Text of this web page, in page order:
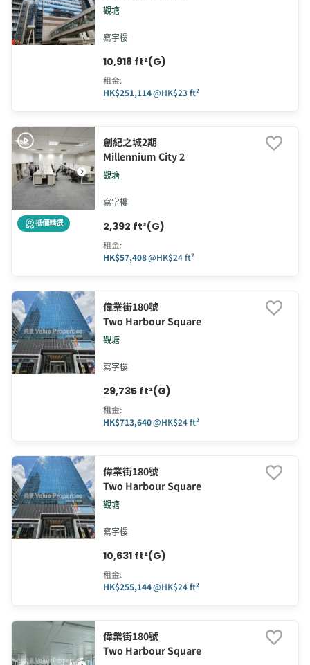
觀塘
寫字樓
10,918 ft²(G)
租金:
HK$251,114@HK$23 ft²
抵價精選
創紀之城2期
Millennium City 2
觀塘
寫字樓
2,392 ft²(G)
租金:
HK$57,408@HK$24 ft²
偉業街180號
Two Harbour Square
觀塘
寫字樓
29,735 ft²(G)
租金:
HK$713,640@HK$24 ft²
偉業街180號
Two Harbour Square
觀塘
寫字樓
10,631 ft²(G)
租金:
HK$255,144@HK$24 ft²
偉業街180號
Two Harbour Square